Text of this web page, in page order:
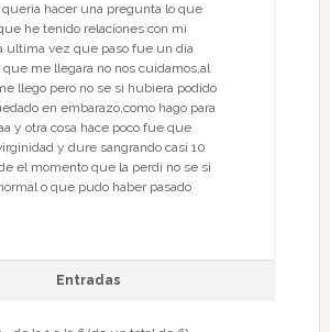
queria hacer una pregunta lo que
he tenido relaciones con mi
ultima vez que paso fue un dia
me llegara no nos cuidamos,al
llego pero no se si hubiera podido
en embarazo,como hago para
y otra cosa hace poco fue que
y dure sangrando casi 10
el momento que la perdi no se si
o que pudo haber pasado
Entradas